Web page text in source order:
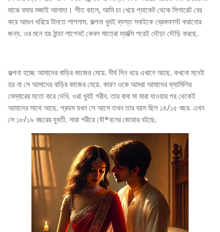
মাঝে বসার মজাই আলাদা। শীত কালে, আমি চা খেয়ে প্যাকেট থেকে সিগারেট বের
করে আগুন ধরিয়ে টানতে লাগলাম. কল্পনা খুবই ব্যস্ত সবাইকে ব্রেকফাস্ট করানোর
জন্য. ওর মনে হয় ঠান্ডা লাগেনা! কেবল মাত্রো ম্যাক্সি পরেই দৌড়া দৌড়ি করছে.
কল্পনা হচ্ছে আমাদের বাড়ির কাজের মেয়ে. দীর্ঘ দিন ধরে এখানে আছে. কখনো মনেই
হয় না সে আমাদের বাড়ির কাজের মেয়ে. কারণ ওকে আমরা আমাদের ফ্যামিলির
মেম্বারের মতো করে দেখি. ওরা খুবই গরীব. তার বাবা মা মারা যাওয়ার পর থেকেই
আমাদের সাথে আছে. প্রথম যখন সে আসে তখন তার বয়স ছিল ১৪/১৫ বছর. এখন
সে ১৮/১৯ বছরের যুবতী. সারা শরীরে যৌ*বনের জোয়ার বইছে.